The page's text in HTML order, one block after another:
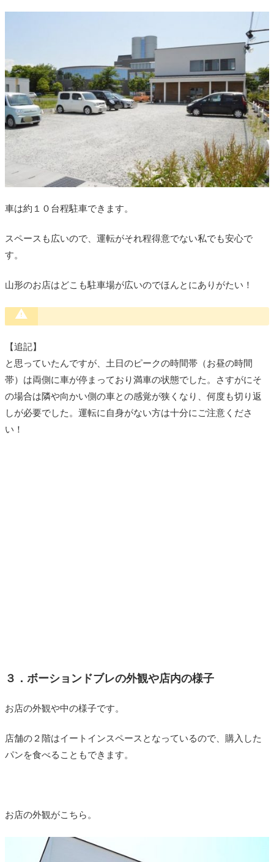
車は約１０台程駐車できます。
スペースも広いので、運転がそれ程得意でない私でも安心で
す。
山形のお店はどこも駐車場が広いのでほんとにありがたい！
【追記】
と思っていたんですが、土日のピークの時間帯（お昼の時間
帯）は両側に車が停まっており満車の状態でした。さすがにそ
の場合は隣や向かい側の車との感覚が狭くなり、何度も切り返
しが必要でした。運転に自身がない方は十分にご注意くださ
い！
３．ボーションドブレの外観や店内の様子
お店の外観や中の様子です。
店舗の２階はイートインスペースとなっているので、購入した
パンを食べることもできます。
お店の外観がこちら。